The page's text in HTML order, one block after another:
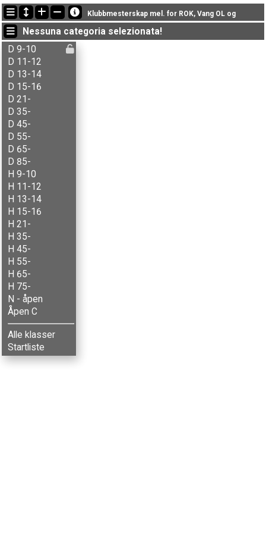
Ultimi aggiornamenti
19:01:46: carlson (Åpen C) è arrivato con il tempo: 19:32 (1)
18:26:20: Aksel B. Carlson (H 11-12 ) è arrivato con il tempo: 23:06 (1)
18:26:20: Anders Skjeset (H 21-) è arrivato con il tempo: 56:38 (5)
Klubbmesterskap mel. for ROK, Vang OL og
Nessuna categoria selezionata!
D 9-10
D 11-12
D 13-14
D 15-16
D 21-
D 35-
D 45-
D 55-
D 65-
D 85-
H 9-10
H 11-12
H 13-14
H 15-16
H 21-
H 35-
H 45-
H 55-
H 65-
H 75-
N - åpen
Åpen C
Alle klasser
Startliste